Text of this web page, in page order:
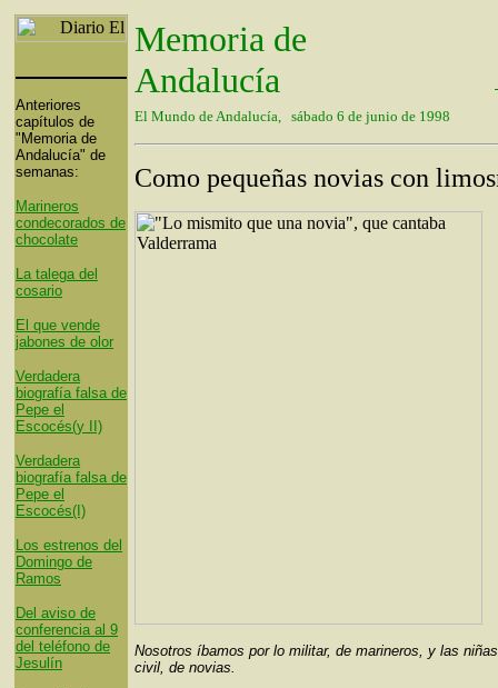
Anteriores
capítulos de
"Memoria de
Andalucía" de
semanas:
Marineros
condecorados de
chocolate
La talega del
cosario
El que vende
jabones de olor
Verdadera
biografía falsa de
Pepe el
Escocés(y II)
Verdadera
biografía falsa de
Pepe el
Escocés(I)
Los estrenos del
Domingo de
Ramos
Del aviso de
conferencia al 9
del teléfono de
Jesulín
Memoria de
Andalucía
El Mundo de Andalucía, sábado 6 de junio de 1998
Como pequeñas novias con
Nosotros íbamos por lo militar, de marineros, y las
civil, de novias.